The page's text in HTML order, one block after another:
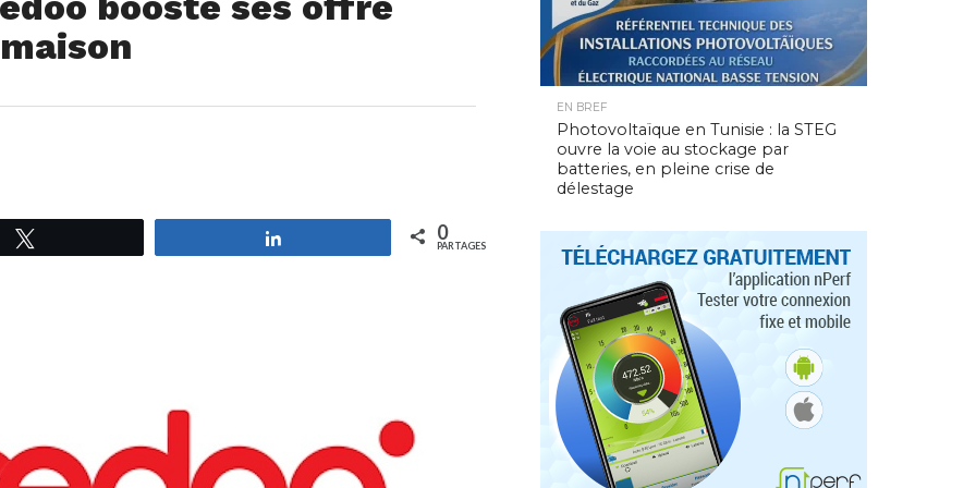
0
PARTAGES
EN BREF
Photovoltaïque en Tunisie : la STEG
ouvre la voie au stockage par
batteries, en pleine crise de
délestage